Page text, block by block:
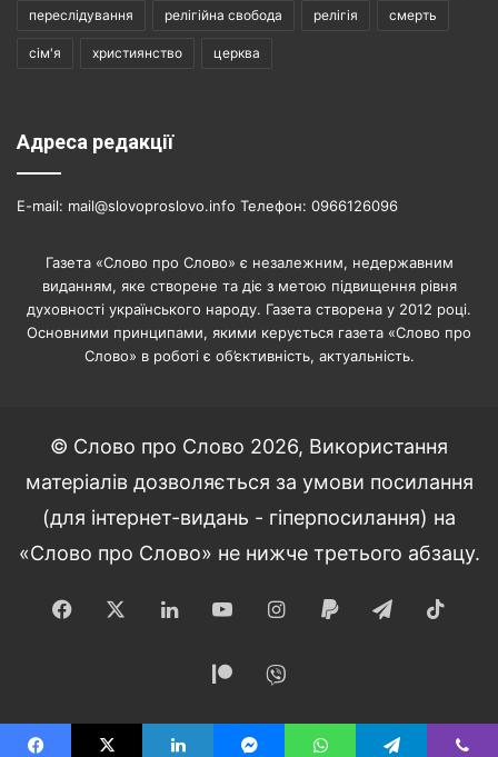
переслідування релігійна свобода релігія смерть
сім'я християнство церква
Адреса редакції
E-mail: mail@slovoproslovo.info Телефон: 0966126096
Газета «Слово про Слово» є незалежним, недержавним
виданням, яке створене та діє з метою підвищення рівня
духовності українського народу. Газета створена у 2012 році.
Основними принципами, якими керується газета «Слово про
Слово» в роботі є об’єктивність, актуальність.
© Слово про Слово 2026, Використання
матеріалів дозволяється за умови посилання
(для інтернет-видань - гіперпосилання) на
«Слово про Слово» не нижче третього абзацу.
Facebook LinkedInYouTubeInstagram
Paypal Telegram
Patreon